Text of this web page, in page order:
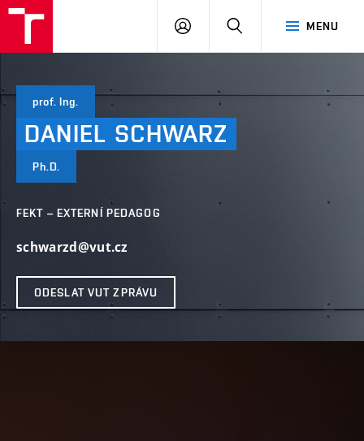
MENU
PŘIHLÁSIT
prof. Ing.
DANIEL SCHWARZ
Ph.D.
FEKT – EXTERNÍ PEDAGOG
schwarzd@vut.cz
ODESLAT VUT ZPRÁVU